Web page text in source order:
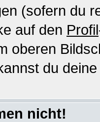
(sofern du
auf den Profil
oberen
du
nicht!